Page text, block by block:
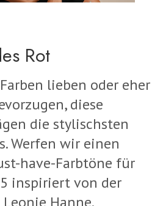
Rot
lieben oder eher
diese
die stylischsten
Werfen wir einen
have-Farbtöne für
inspiriert von der
Hanne.